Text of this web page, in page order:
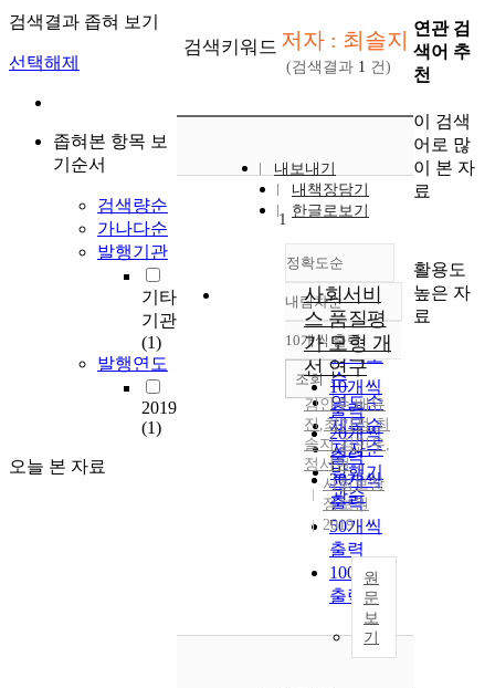
검색결과 좁혀 보기
선택해제
좁혀본 항목 보
기순서
검색량순
가나다순
발행기관
기타
기관
(1)
발행연도
2019
(1)
오늘 본 자료
검색키워드 저자 : 최솔지
(검색결과 1 건)
내보내기
내책장담기
한글로보기
정확도순
정확도
순
인기도
순
연도순
제목순
저자순
발행기
관순
내림차순
내림차순
10개씩 출력
10개씩
출력
20개씩
출력
30개씩
출력
50개씩
출력
100개씩
출력
조회
1
사회서비
스 품질평
가 모형 개
선 연구
김인수,배유
진,최기정,최
솔지,김민우,
정서현
사회보장
정보원
2019
원
문
보
기
연관 검
색어 추
천
이 검색
어로 많
이 본 자
료
활용도
높은 자
료